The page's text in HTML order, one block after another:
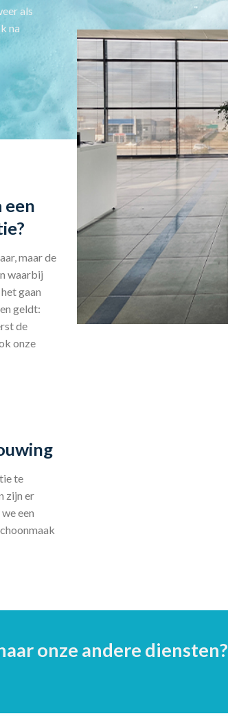
als
na
een
maar de
waarbij
gaan
geldt:
de
onze
te
zijn er
een
onze andere diensten?